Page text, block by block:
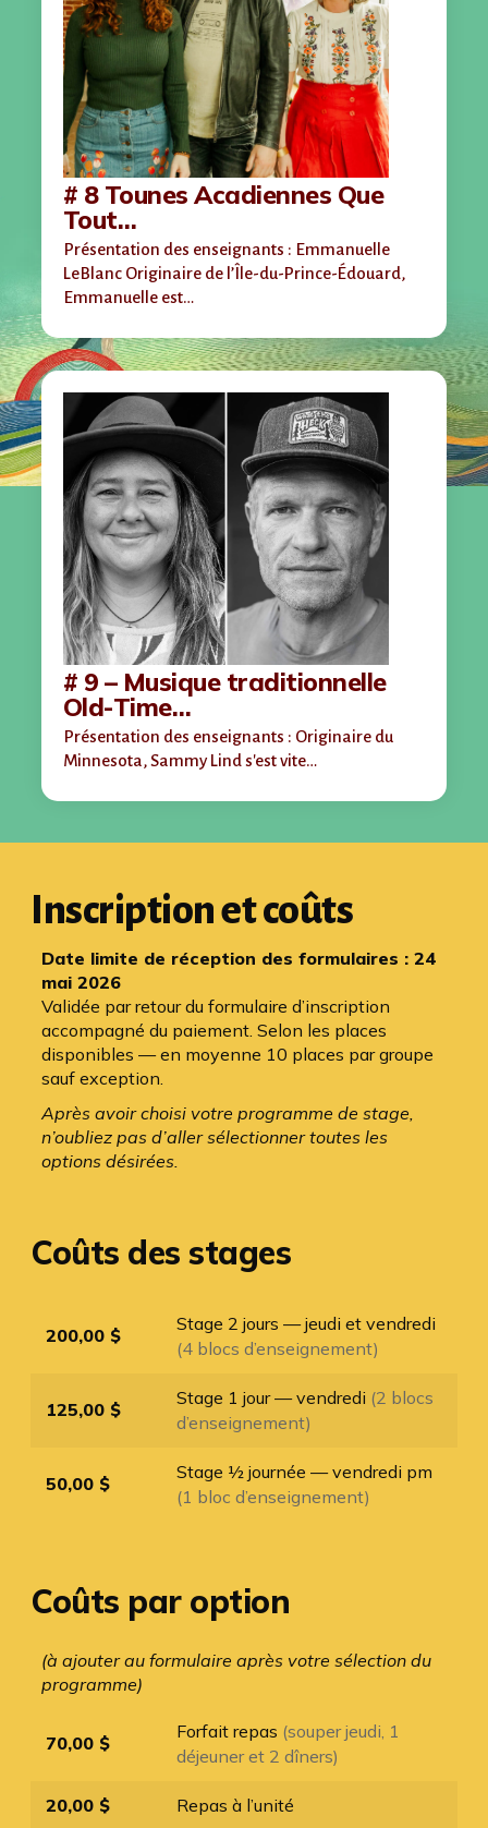
# 8 Tounes Acadiennes Que
Tout…
Présentation des enseignants : Emmanuelle
LeBlanc Originaire de l’Île-du-Prince-Édouard,
Emmanuelle est…
# 9 – Musique traditionnelle
Old-Time…
Présentation des enseignants : Originaire du
Minnesota, Sammy Lind s'est vite…
Inscription et coûts
Date limite de réception des formulaires : 24
mai 2026
Validée par retour du formulaire d’inscription
accompagné du paiement. Selon les places
disponibles — en moyenne 10 places par groupe
sauf exception.
Après avoir choisi votre programme de stage,
n’oubliez pas d’aller sélectionner toutes les
options désirées.
Coûts des stages
200,00 $
Stage 2 jours — jeudi et vendredi
(4 blocs d’enseignement)
125,00 $
Stage 1 jour — vendredi (2 blocs
d’enseignement)
50,00 $
Stage ½ journée — vendredi pm
(1 bloc d’enseignement)
Coûts par option
(à ajouter au formulaire après votre sélection du
programme)
70,00 $
Forfait repas (souper jeudi, 1
déjeuner et 2 dîners)
20,00 $ Repas à l’unité